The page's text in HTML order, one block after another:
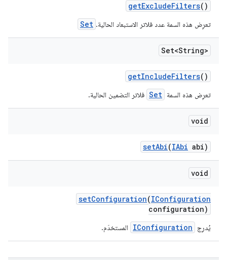
getExcludeFilters()
تعرِض هذه السمة عدد فلاتر الاستبعاد الحالية. Set
Set<String>
getIncludeFilters()
تعرِض هذه السمة Set فلاتر التضمين الحالية.
void
setAbi(IAbi abi)
void
setConfiguration(IConfiguration
configuration)
يُدرِج IConfiguration المستخدَم.